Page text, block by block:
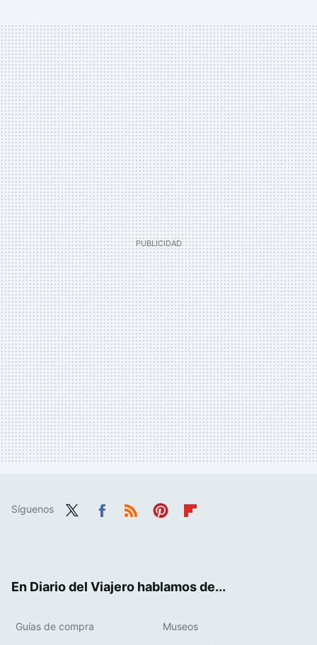
Síguenos
En Diario del Viajero hablamos de...
Guías de compra Museos